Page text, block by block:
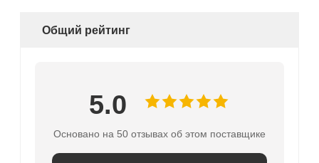
Общий рейтинг
5.0
Основано на 50 отзывах об этом поставщике